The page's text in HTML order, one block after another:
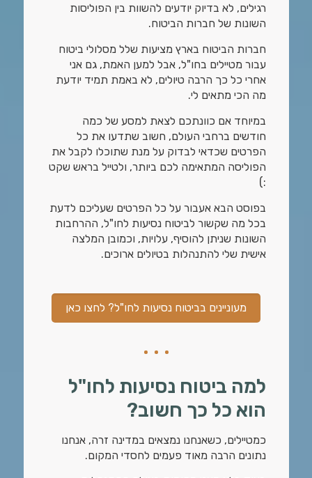
רגילים, לא בדיוק יודעים להשוות בין הפוליסות
השונות של חברות הביטוח.
חברות הביטוח בארץ מציעות שלל מסלולי ביטוח
עבור מטיילים בחו"ל, אבל למען האמת, גם אני
אחרי כל כך הרבה טיולים, לא באמת תמיד יודעת
מה הכי מתאים לי.
במיוחד אם כוונתכם לצאת למסע של כמה
חודשים ברחבי העולם, חשוב שתדעו את כל
הפרטים שכדאי לבדוק על מנת שתוכלו לקבל את
הפוליסה המתאימה לכם ביותר, ולטייל בראש שקט
:)
בפוסט הבא אעבור על כל הפרטים שעליכם לדעת
בכל מה שקשור לביטוח נסיעות לחו"ל, ההרחבות
השונות שניתן להוסיף, עלויות, וכמובן המלצה
אישית שלי להתנהלות בטיולים ארוכים.
מעוניינים בביטוח נסיעות לחו"ל? לחצו כאן
למה ביטוח נסיעות לחו"ל
הוא כל כך חשוב?
כמטיילים, כשאנחנו נמצאים במדינה זרה, אנחנו
נתונים הרבה מאוד פעמים לחסדי המקום.